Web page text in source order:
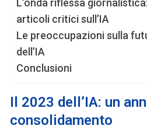
L’onda riflessa
articoli critici sull’IA
Le preoccupazioni sulla
dell’IA
Conclusioni
Il 2023 dell’IA: un
consolidamento